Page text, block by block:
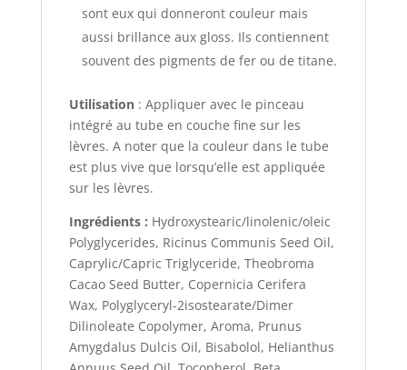
sont eux qui donneront couleur mais
aussi brillance aux gloss. Ils contiennent
souvent des pigments de fer ou de titane.
Utilisation: Appliquer avec le pinceau
intégré au tube en couche fine sur les
lèvres. A noter que la couleur dans le tube
est plus vive que lorsqu’elle est appliquée
sur les lèvres.
Ingrédients : Hydroxystearic/linolenic/oleic
Polyglycerides, Ricinus Communis Seed Oil,
Caprylic/Capric Triglyceride, Theobroma
Cacao Seed Butter, Copernicia Cerifera
Wax, Polyglyceryl-2isostearate/Dimer
Dilinoleate Copolymer, Aroma, Prunus
Amygdalus Dulcis Oil, Bisabolol, Helianthus